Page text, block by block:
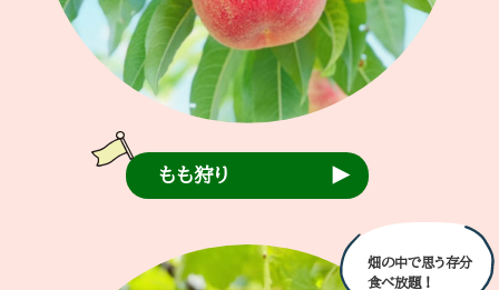
もも狩り
畑の中で思う存分
食べ放題！